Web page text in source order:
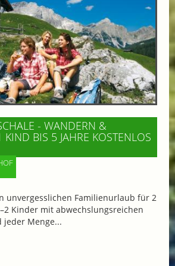
- WANDERN &
BIS 5 JAHRE KOSTENLOS
unvergesslichen Familienurlaub für 2
Kinder mit abwechslungsreichen
jeder Menge...